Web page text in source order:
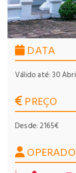
DATA
Válido até: 30
PREÇO
Desde: 2165€